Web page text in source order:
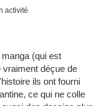
activité
(qui est
vraiment déçue de
ils ont fourni
ce qui ne colle